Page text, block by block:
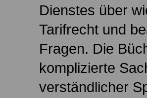
Dienstes über
Tarifrecht und
Fragen. Die
komplizierte
verständlicher